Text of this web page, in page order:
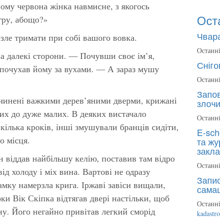
червона жінка навмисне, з якогось
абощо?»
тримати при собі вашого вовка.
далекі сторони. — Почувши своє ім’я,
йому за вухами. — А зараз мушу
важкими дерев’яними дверми, крижані
до дуже малих. В деяких вистачало
кроків, інші змушували бранців сидіти,
місця.
найбільшу келію, поставив там відро
холоду і міх вина. Вартові не одразу
намерзла крига. Іржаві завіси вищали,
Вік Скіпка відтягав двері настільки, щоб
Його негайно привітав легкий сморід
E-
та